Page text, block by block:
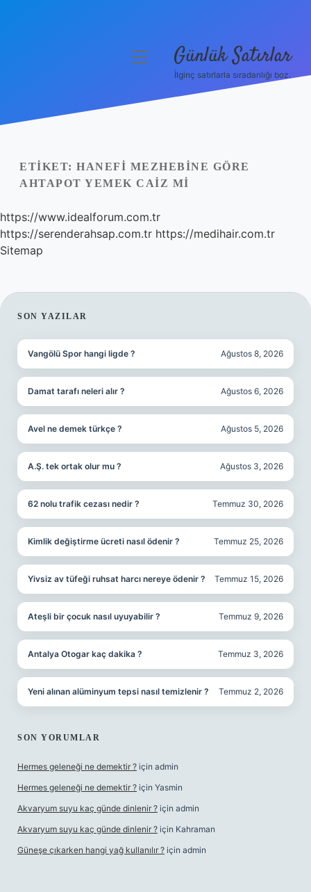
Yasal Uyarı
menüyü Günlük Satırlar
İlginç satırlarla sıradanlığı boz.
ETIKET: HANEFI MEZHEBINE GÖRE
AHTAPOT YEMEK CAIZ MI
https://www.idealforum.com.tr
https://serenderahsap.com.tr https://medihair.com.tr
Sitemap
SIDEBAR
SON YAZILAR
Vangölü Spor hangi ligde ? Ağustos 8, 2026
Damat tarafı neleri alır ? Ağustos 6, 2026
Avel ne demek türkçe ? Ağustos 5, 2026
A.Ş. tek ortak olur mu ? Ağustos 3, 2026
62 nolu trafik cezası nedir ? Temmuz 30, 2026
Kimlik değiştirme ücreti nasıl ödenir ? Temmuz 25, 2026
Yivsiz av tüfeği ruhsat harcı nereye ödenir ? Temmuz 15, 2026
Ateşli bir çocuk nasıl uyuyabilir ? Temmuz 9, 2026
Antalya Otogar kaç dakika ? Temmuz 3, 2026
Yeni alınan alüminyum tepsi nasıl temizlenir ? Temmuz 2, 2026
SON YORUMLAR
Hermes geleneği ne demektir ? için admin
Hermes geleneği ne demektir ? için Yasmin
Akvaryum suyu kaç günde dinlenir ? için admin
Akvaryum suyu kaç günde dinlenir ? için Kahraman
Güneşe çıkarken hangi yağ kullanılır ? için admin